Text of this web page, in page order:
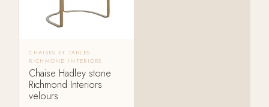
CHAISES ET TABLES
RICHMOND INTERIORS
Chaise Hadley stone
Richmond Interiors
velours